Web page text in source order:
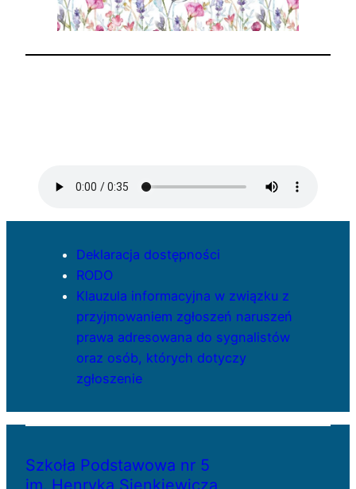
Deklaracja dostępności
RODO
Klauzula informacyjna w związku z
przyjmowaniem zgłoszeń naruszeń
prawa adresowana do sygnalistów
oraz osób, których dotyczy
zgłoszenie
Szkoła Podstawowa nr 5
im. Henryka Sienkiewicza